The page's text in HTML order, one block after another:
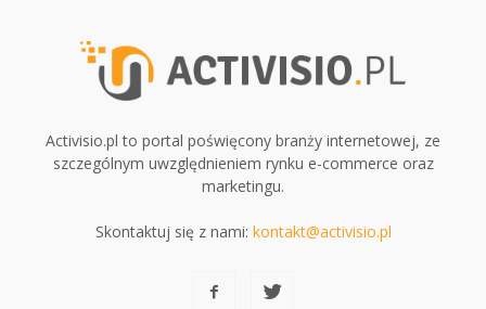
Activisio.pl to portal poświęcony branży internetowej, ze
szczególnym uwzględnieniem rynku e-commerce oraz
marketingu.
Skontaktuj się z nami: kontakt@activisio.pl